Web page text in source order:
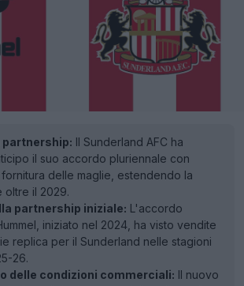
partnership: Il Sunderland AFC ha
il suo accordo pluriennale con
fornitura delle maglie, estendendo la
oltre il 2029.
partnership iniziale: L'accordo
iniziato nel 2024, ha visto vendite
replica per il Sunderland nelle stagioni
26.
delle condizioni commerciali: Il nuovo